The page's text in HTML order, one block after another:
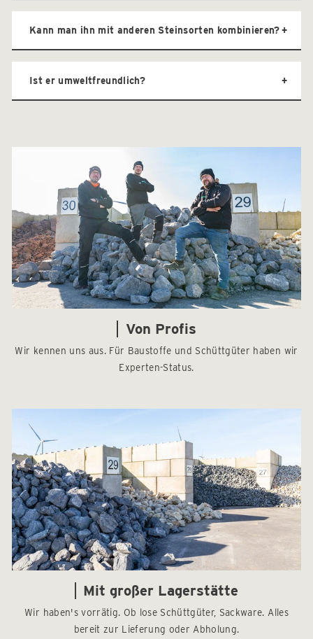
Kann man ihn mit anderen Steinsorten kombinieren?
Ist er umweltfreundlich?
Von Profis
Wir kennen uns aus. Für Baustoffe und Schüttgüter haben wir
Experten-Status.
Mit großer Lagerstätte
Wir haben's vorrätig. Ob lose Schüttgüter, Sackware. Alles
bereit zur Lieferung oder Abholung.